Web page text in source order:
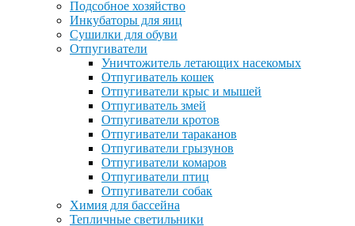
Подсобное хозяйство
Инкубаторы для яиц
Сушилки для обуви
Отпугиватели
Уничтожитель летающих насекомых
Отпугиватель кошек
Отпугиватели крыс и мышей
Отпугиватель змей
Отпугиватели кротов
Отпугиватели тараканов
Отпугиватели грызунов
Отпугиватели комаров
Отпугиватели птиц
Отпугиватели собак
Химия для бассейна
Тепличные светильники